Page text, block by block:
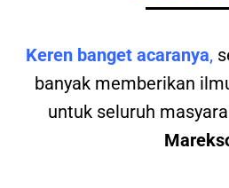
Keren banget acaranya,
banyak memberikan
untuk seluruh